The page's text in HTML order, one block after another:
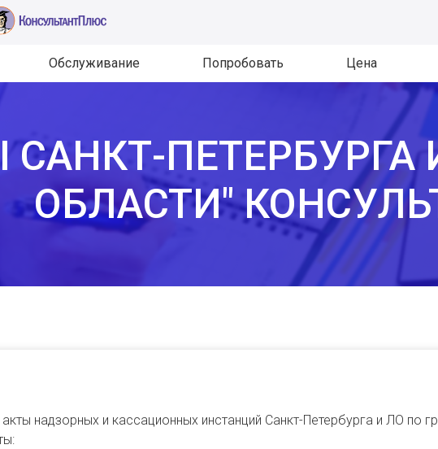
Обслуживание Попробовать Цена
САНКТ-
ОБЛАСТИ"
надзорных и кассационных инстанций Санкт-Петербурга и ЛО по